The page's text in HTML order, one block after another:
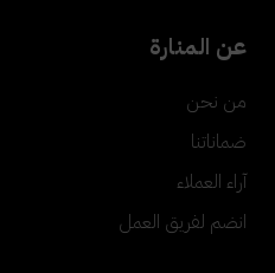
عن المنارة
من نحن
ضماناتنا
آراء العملاء
انضم لفريق العمل